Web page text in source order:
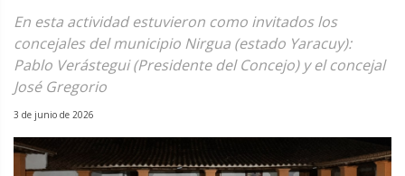
En esta actividad estuvieron como invitados los
concejales del municipio Nirgua (estado Yaracuy):
Pablo Verástegui (Presidente del Concejo) y el concejal
José Gregorio
3 de junio de 2026